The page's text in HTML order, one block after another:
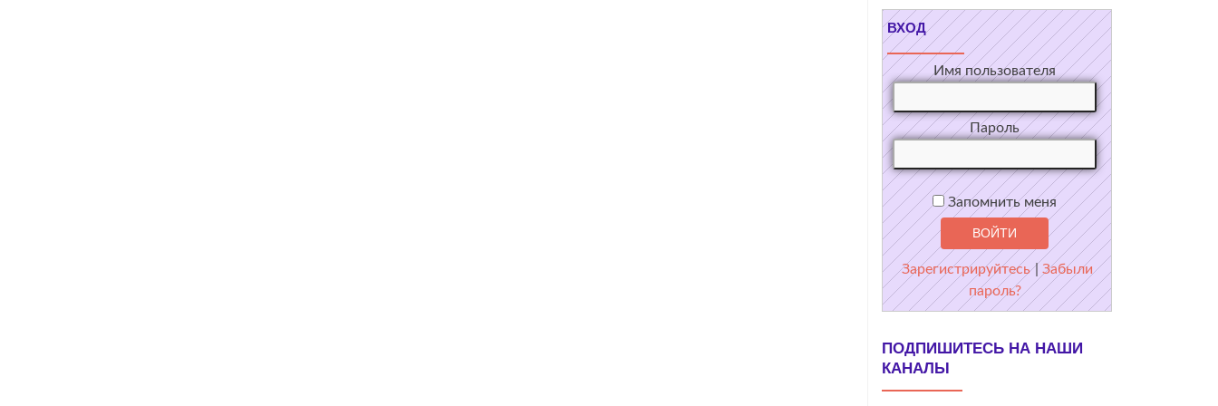
ВХОД
Имя пользователя
Пароль
Запомнить меня
Зарегистрируйтесь | Забыли
пароль?
ПОДПИШИТЕСЬ НА НАШИ
КАНАЛЫ